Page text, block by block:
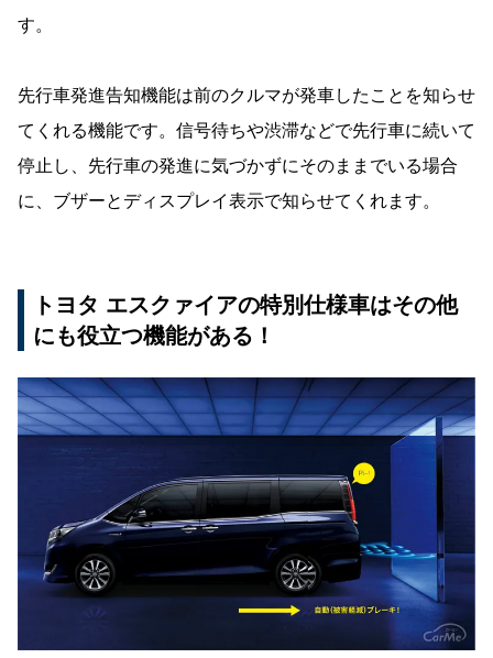
す。
先行車発進告知機能は前のクルマが発車したことを知らせ
てくれる機能です。信号待ちや渋滞などで先行車に続いて
停止し、先行車の発進に気づかずにそのままでいる場合
に、ブザーとディスプレイ表示で知らせてくれます。
トヨタ エスクァイアの特別仕様車はその他
にも役立つ機能がある！